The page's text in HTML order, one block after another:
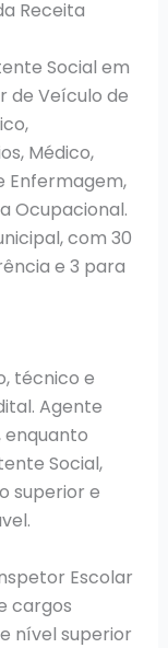
Receita
Social em
de Veículo de
Médico,
Enfermagem,
Ocupacional.
com 30
e 3 para
técnico e
Agente
enquanto
Social,
superior e
Escolar
cargos
nível superior